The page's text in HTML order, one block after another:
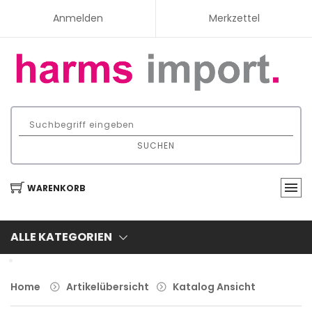
Anmelden Merkzettel
SUCHEN
WARENKORB
ALLE KATEGORIEN
Home Artikelübersicht Katalog Ansicht